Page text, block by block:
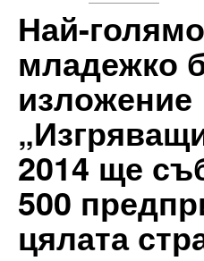
Най-
младежко
изложение
2014 ще
500
цялата